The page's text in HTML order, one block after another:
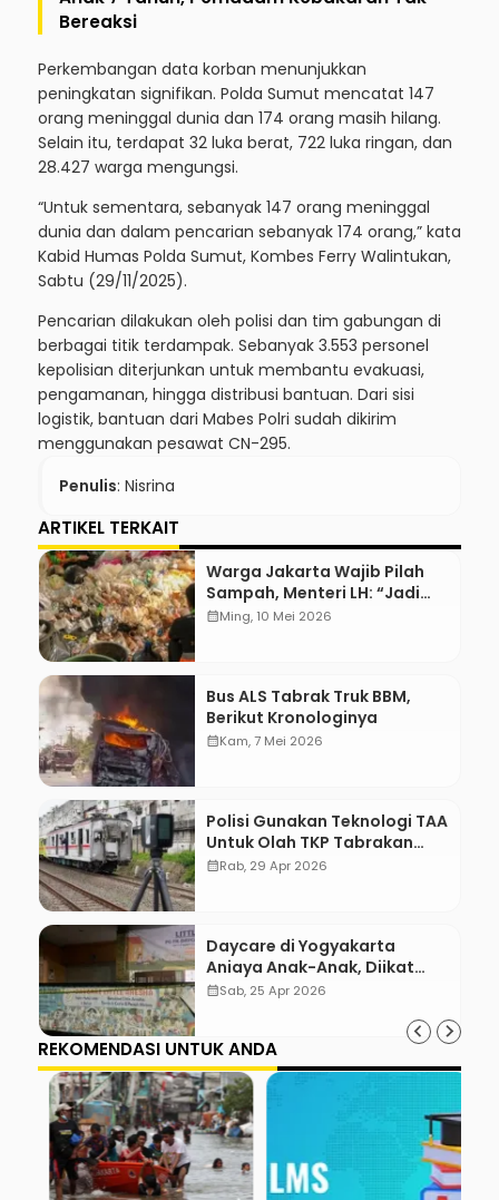
Bereaksi
Perkembangan data korban menunjukkan
peningkatan signifikan. Polda Sumut mencatat 147
orang meninggal dunia dan 174 orang masih hilang.
Selain itu, terdapat 32 luka berat, 722 luka ringan, dan
28.427 warga mengungsi.
“Untuk sementara, sebanyak 147 orang meninggal
dunia dan dalam pencarian sebanyak 174 orang,” kata
Kabid Humas Polda Sumut, Kombes Ferry Walintukan,
Sabtu (29/11/2025).
Pencarian dilakukan oleh polisi dan tim gabungan di
berbagai titik terdampak. Sebanyak 3.553 personel
kepolisian diterjunkan untuk membantu evakuasi,
pengamanan, hingga distribusi bantuan. Dari sisi
logistik, bantuan dari Mabes Polri sudah dikirim
menggunakan pesawat CN-295.
Penulis: Nisrina
ARTIKEL TERKAIT
Warga Jakarta Wajib Pilah
Sampah, Menteri LH: “Jadi
Contoh Nih”
calendar_monthMing, 10 Mei 2026
Bus ALS Tabrak Truk BBM,
Berikut Kronologinya
calendar_monthKam, 7 Mei 2026
Polisi Gunakan Teknologi TAA
Untuk Olah TKP Tabrakan
Kereta Bekasi
calendar_monthRab, 29 Apr 2026
Daycare di Yogyakarta
Aniaya Anak-Anak, Diikat
Hingga Lebam
calendar_monthSab, 25 Apr 2026
REKOMENDASI UNTUK ANDA